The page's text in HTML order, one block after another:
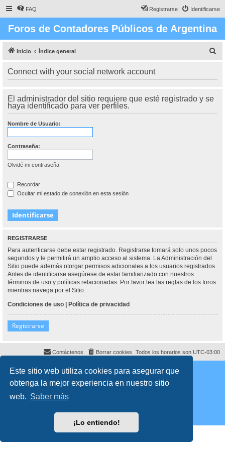
Este sitio web utiliza cookies para asegurar que
obtenga la mejor experiencia en nuestro sitio
web. Saber más
¡Lo entiendo!
FAQ Identificarse
Registrarse
Foros de Contadores Públicos de Argentina
Inicio Índice general
Connect with your social network account
El administrador del sitio requiere que esté registrado y se
haya identificado para ver perfiles.
Nombre de Usuario:
Contraseña:
Olvidé mi contraseña
Recordar
Ocultar mi estado de conexión en esta sesión
REGISTRARSE
Para autenticarse debe estar registrado. Registrarse tomará solo unos pocos
segundos y le permitirá un amplio acceso al sistema. La Administración del
Sitio puede además otorgar permisos adicionales a los usuarios registrados.
Antes de identificarse asegúrese de estar familiarizado con nuestros
términos de uso y políticas relacionadas. Por favor lea las reglas de los foros
mientras navega por el Sitio.
Condiciones de uso | Política de privacidad
Registrarse
Todos los horarios son UTC-03:00
Borrar cookies
Contáctenos
Desarrollado porphpBB ® Forum Software © phpBB Limited
Director:Dr. Sztarkman- Diseñado por ©Abogados Argentinos2025